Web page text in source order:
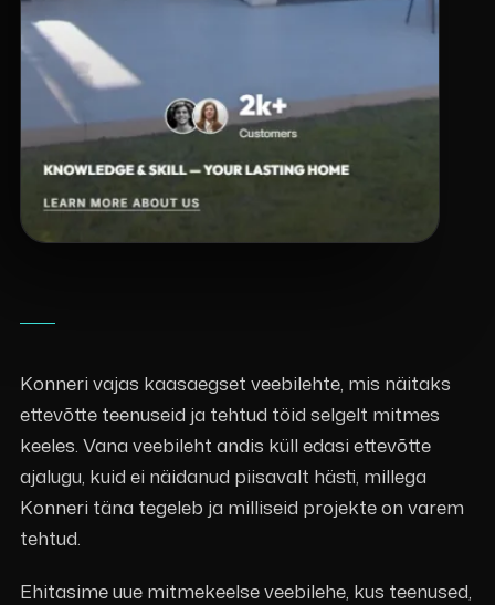
Konneri vajas kaasaegset veebilehte, mis näitaks
ettevõtte teenuseid ja tehtud töid selgelt mitmes
keeles. Vana veebileht andis küll edasi ettevõtte
ajalugu, kuid ei näidanud piisavalt hästi, millega
Konneri täna tegeleb ja milliseid projekte on varem
tehtud.
Ehitasime uue mitmekeelse veebilehe, kus teenused,